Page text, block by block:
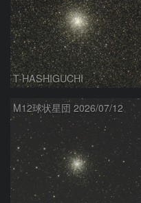
T-HASHIGUCHI
M12球状星団 2026/07/12